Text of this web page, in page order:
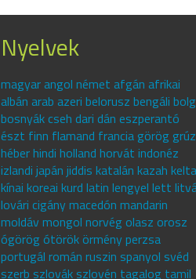
Nyelvek
magyar angol német afgán afrikai
albán arab azeri belorusz bengáli
bosnyák cseh dari dán eszperantó
észt finn flamand francia görög grúz
héber hindi holland horvát indonéz
izlandi japán jiddis katalán kazah kelta
kínai koreai kurd latin lengyel lett
lovári cigány macedón mandarin
moldáv mongol norvég olasz orosz
ógörög ótörök örmény perzsa
portugál román ruszin spanyol svéd
szerb szlovák szlovén tagalog tamil